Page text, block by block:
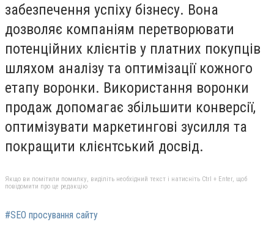
забезпечення успіху бізнесу. Вона
дозволяє компаніям перетворювати
потенційних клієнтів у платних покупців
шляхом аналізу та оптимізації кожного
етапу воронки. Використання воронки
продаж допомагає збільшити конверсії,
оптимізувати маркетингові зусилля та
покращити клієнтський досвід.
Якщо ви помітили помилку, виділіть необхідний текст і натисніть Ctrl + Enter, щоб
повідомити про це редакцію
#SEO просування сайту